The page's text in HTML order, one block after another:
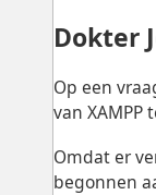
Dokter
Op een
van XAMPP
Omdat er
begonnen